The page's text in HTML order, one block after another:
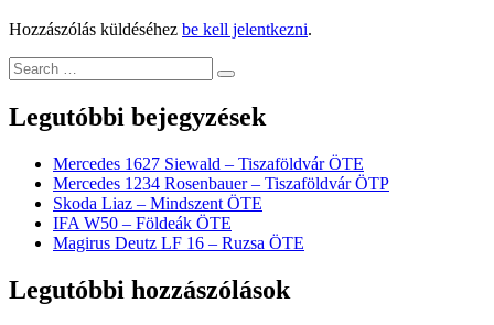
Hozzászólás küldéséhez be kell jelentkezni.
Legutóbbi bejegyzések
Mercedes 1627 Siewald – Tiszaföldvár ÖTE
Mercedes 1234 Rosenbauer – Tiszaföldvár ÖTP
Skoda Liaz – Mindszent ÖTE
IFA W50 – Földeák ÖTE
Magirus Deutz LF 16 – Ruzsa ÖTE
Legutóbbi hozzászólások